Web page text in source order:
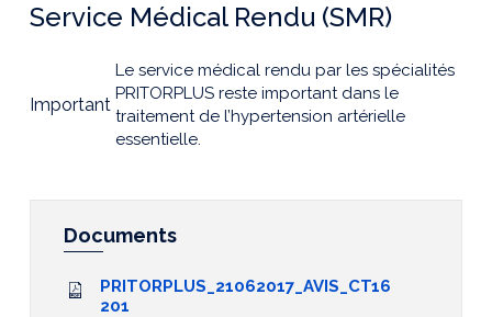
Service Médical Rendu (SMR)
Important
Le service médical rendu par les spécialités
PRITORPLUS reste important dans le
traitement de l’hypertension artérielle
essentielle.
Documents
PRITORPLUS_21062017_AVIS_CT16
201